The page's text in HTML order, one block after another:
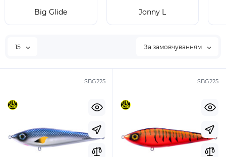
Big Glide Jonny L
15 За замовчуванням
SBG225 SBG225